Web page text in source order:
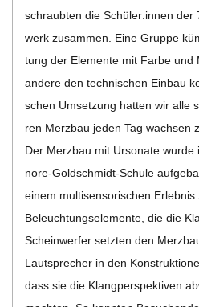
schraub­ten die Schüler:innen
werk zusam­men. Eine Gruppe
tung der Ele­mente mit Farbe und
andere den tech­ni­schen Ein­bau
schen Umset­zung hat­ten wir alle
ren Merz­bau jeden Tag wach­sen
Der Merz­bau mit Urso­nate
nore-Gol­d­­schmidt-Schule
einem mul­ti­sen­so­ri­schen
Beleuch­tungs­ele­mente, die die
Schein­wer­fer setz­ten den
Laut­spre­cher in den
dass sie die Klang­per­spek­ti­ven